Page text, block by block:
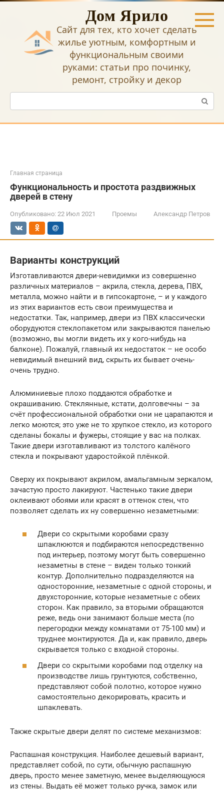
Перейти
Дом Ярило
Сайт для тех, кто хочет сделать
жилье уютным, комфортным и
функциональным своими
руками: статьи про починку,
ремонт, стройку и декор
Поиск:
Главная страница
Функциональность и простота раздвижных
дверей в стену
Опубликовано: 22 Июл 2021 Проемы Александр Петров
Варианты конструкций
Изготавливаются двери-невидимки из совершенно
различных материалов – акрила, стекла, дерева, ПВХ,
металла, можно найти и в гипсокартоне, – и у каждого
из этих вариантов есть свои преимущества и
недостатки. Так, например, двери из ПВХ классически
оборудуются стеклопакетом или закрываются панелью
(возможно, вы могли видеть их у кого-нибудь на
балконе). Пожалуй, главный их недостаток – не особо
невидимый внешний вид, скрыть их бывает очень-
очень трудно.
Алюминиевые плохо поддаются обработке и
окрашиванию. Стеклянные, кстати, долговечны – за
счёт профессиональной обработки они не царапаются и
легко моются; это уже не то хрупкое стекло, из которого
сделаны бокалы и фужеры, стоящие у вас на полках.
Такие двери изготавливают из толстого калёного
стекла и покрывают ударостойкой плёнкой.
Сверху их покрывают акрилом, амальгамным зеркалом,
зачастую просто лакируют. Частенько такие двери
оклеивают обоями или красят в оттенок стен, что
позволяет сделать их ну совершенно незаметными:
Двери со скрытыми коробами сразу
шпаклюются и подбираются непосредственно
под интерьер, поэтому могут быть совершенно
незаметны в стене – виден только тонкий
контур. Дополнительно подразделяются на
односторонние, незаметные с одной стороны, и
двухсторонние, которые незаметные с обеих
сторон. Как правило, за вторыми обращаются
реже, ведь они занимают больше места (по
перегородки между комнатами от 75-100 мм) и
труднее монтируются. Да и, как правило, дверь
скрывается только с входной стороны.
Двери со скрытыми коробами под отделку на
производстве лишь грунтуются, собственно,
представляют собой полотно, которое нужно
самостоятельно декорировать, красить и
шпаклевать.
Также скрытые двери делят по системе механизмов:
Распашная конструкция. Наиболее дешевый вариант,
представляет собой, по сути, обычную распашную
дверь, просто менее заметную, менее выделяющуюся
из стены. Выдать её может только ручка, замок или